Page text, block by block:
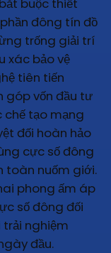
đông tín đồ
trống giải trí
xác bảo vệ
tiên tiến
góp vốn đầu tư
tạo mạng
đối hoàn hảo
cực số đông
toàn nuốm giới.
phong ấm áp
số đông đối
trải nghiệm
đầu.